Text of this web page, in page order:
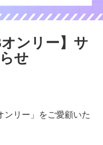
オンリー】サ
せ
ンリー」をご愛顧いた